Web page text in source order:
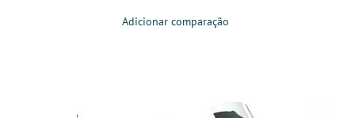
Adicionar comparação